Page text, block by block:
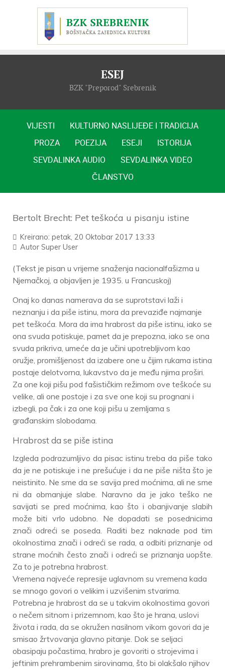
ESEJ
BZK "Preporod" Srebrenik
VIJESTI
KULTURNO NASLIJEĐE I TRADICIJA
PROZA
POEZIJA ESEJI
ISTORIJA
SEVDALINKA AUDIO
SEVDALINKA VIDEO
ČLANSTVO
Bertolt Brecht: Pet teškoća u pisanju istine
Kreirano: petak, 20 Oktobar 2017 13:33
Autor Super User
(Tekst je pisan u vrijeme snaženja nacionalfašizma u
Njemačkoj, a objavljen je 1935. u Francuskoj)
Onaj ko danas namerava da se suprotstavi laži i
neznanju i da piše istinu, mora da prevaziđe najmanje
pet teškoća. Mora da ima hrabrost da piše istinu, iako se
ona svuda potiskuje, pamet da je prepozna, iako se ona
svuda prikriva, umeće da je učini upotrebljivom kao
oružje, promišljenost da izabere one u čijim rukama istina
postaje delotvorna, lukavstvo da je među njima proširi.
Za one koji pišu pod fašističkim režimom ove teškoće su
velike, ali one postoje i za sve one koji su prognani i
izbegli, pa čak i za one koji pišu u zemljama s
građanskim slobodama.
Hrabrost da se piše istina
Izgleda podrazumljivo da pisac istinu treba da piše tako
da je ne potiskuje i ne prešućuje i da ne piše ništa što je
neistinito. Ne sme da se savija pred moćnima, ali ne sme
ni da obmanjuje slabe. Naravno da je jako teško ne
savijati se pred moćnima, kao što i obanjivanje slabih
može biti vrlo udobno. Ne dopadati se posednicima
znači odreći se poseda. Raditi bez naknade pod tim
okolnostima znači i odreći se rada, a odbiti priznanje od
strane moćnih često znači i odreći se priznanja uopšte.
Za to je potrebna hrabrost.
Vremena najveće represije uglavnom su vremena kada
se mnogo govori o velikim i uzvišenim stvarima.
Potrebna je hrabrost da se u takvim okolnostima govori
o nečem sitnom i prizemnom, kao što je hrana, uslovi
života i rada, da se okružen nasilnom vikom govori da je
smisao žrtvovanja glavno pitanje. Dok se seljaci
obasipaju počastima, hrabro je govoriti o strojevima i
jeftinim prehrambenim sirovinama, što bi olakšalo njihov